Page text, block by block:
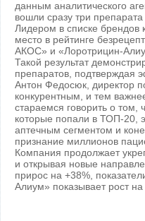
данным аналитического
вошли сразу три
Лидером в списке брендов
место в рейтинге
АКОС» и «Лоротрицин-
Такой результат
препаратов, подтверждая
Антон Федосюк, директор
конкурентным, и тем
стараемся говорить о том,
которые попали в ТОП-20,
аптечным сегментом и
признание миллионов
Компания продолжает
и открывая новые
прирос на +38%,
Алиум» показывает рост на